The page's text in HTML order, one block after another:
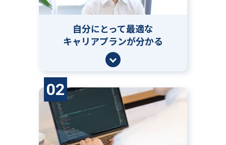
自分にとって最適な
キャリアプランが分かる
02